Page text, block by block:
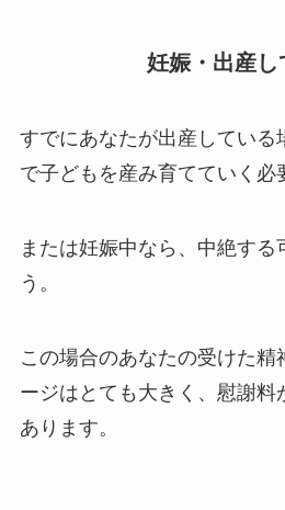
妊娠・出産し
すでにあなたが出産している
で子どもを産み育てていく必
または妊娠中なら、中絶する
う。
この場合のあなたの受けた精
ージはとても大きく、慰謝料
あります。